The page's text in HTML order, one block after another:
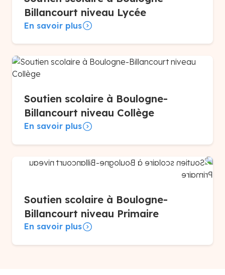
Billancourt niveau Lycée
En savoir plus
Soutien scolaire à Boulogne-
Billancourt niveau Collège
En savoir plus
Soutien scolaire à Boulogne-
Billancourt niveau Primaire
En savoir plus